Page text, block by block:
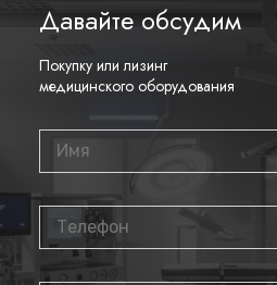
Форма импульса
пациента
Тип батареи
Ёмкость
батареи, мА/ч
4200
Ресурс работы от новой
Давайте обсудим
Покупку или лизинг
медицинского оборудования